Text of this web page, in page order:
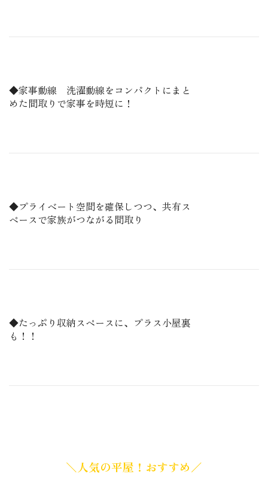
◆家事動線 洗濯動線をコンパクトにまと
めた間取りで家事を時短に！
◆プライベート空間を確保しつつ、共有ス
ペースで家族がつながる間取り
◆たっぷり収納スペースに、プラス小屋裏
も！！
＼人気の平屋！おすすめ／